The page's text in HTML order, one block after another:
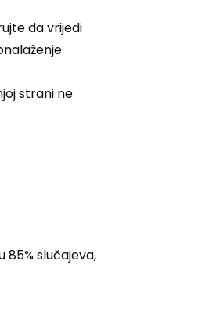
da vrijedi
strani ne
slučajeva,